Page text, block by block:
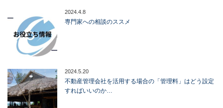
2024.4.8
専門家への相談のススメ
2024.5.20
不動産管理会社を活用する場合の「管理料」はどう設定
すればいいのか…